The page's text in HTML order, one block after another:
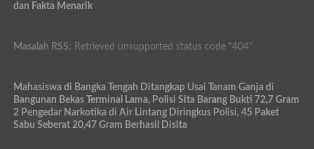
dan Fakta Menarik
Masalah RSS: Retrieved unsupported status code "404"
Mahasiswa di Bangka Tengah Ditangkap Usai Tanam Ganja di
Bangunan Bekas Terminal Lama, Polisi Sita Barang Bukti 72,7 Gram
2 Pengedar Narkotika di Air Lintang Diringkus Polisi, 45 Paket
Sabu Seberat 20,47 Gram Berhasil Disita